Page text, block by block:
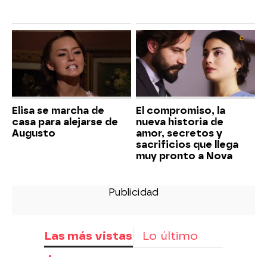
Elisa se marcha de
casa para alejarse de
Augusto
El compromiso, la
nueva historia de
amor, secretos y
sacrificios que llega
muy pronto a Nova
Las más vistas Lo último